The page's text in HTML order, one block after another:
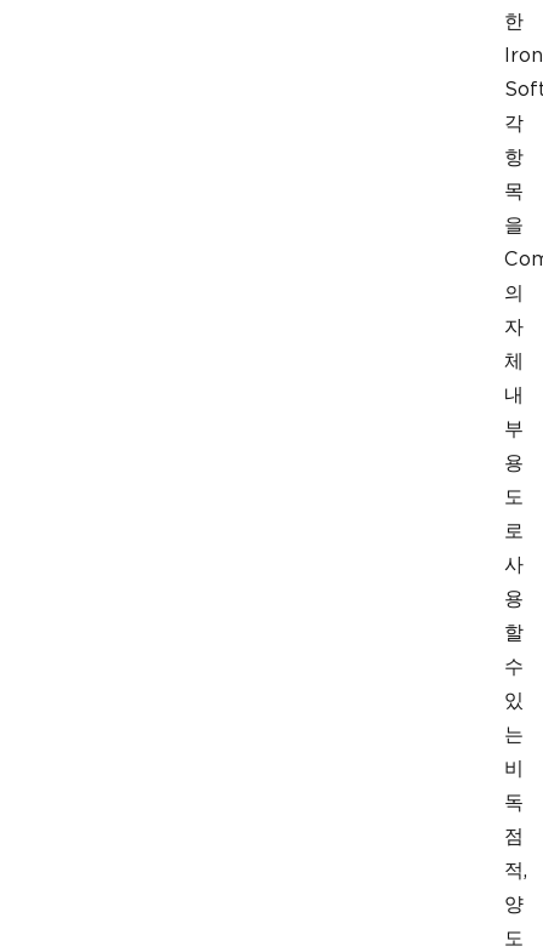
한
Iron
각
항
목
을
의
자
체
내
부
용
도
로
사
용
할
수
있
는
비
독
점
적,
양
도